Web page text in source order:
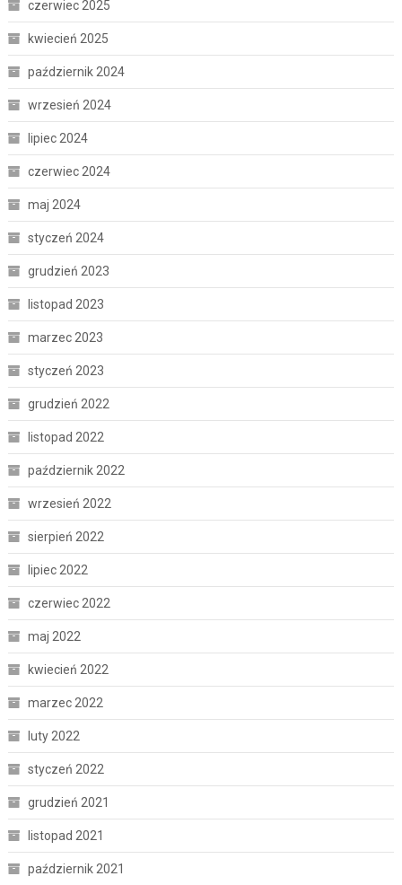
czerwiec 2025
kwiecień 2025
październik 2024
wrzesień 2024
lipiec 2024
czerwiec 2024
maj 2024
styczeń 2024
grudzień 2023
listopad 2023
marzec 2023
styczeń 2023
grudzień 2022
listopad 2022
październik 2022
wrzesień 2022
sierpień 2022
lipiec 2022
czerwiec 2022
maj 2022
kwiecień 2022
marzec 2022
luty 2022
styczeń 2022
grudzień 2021
listopad 2021
październik 2021